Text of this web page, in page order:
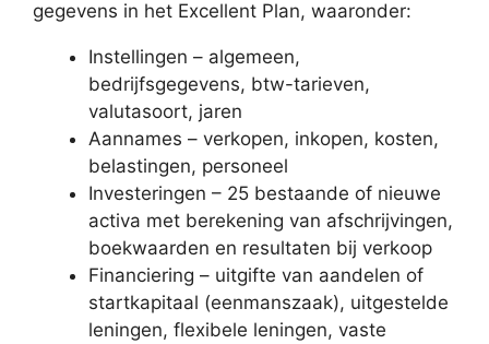
gegevens in het Excellent Plan, waaronder:
Instellingen – algemeen,
bedrijfsgegevens, btw-tarieven,
valutasoort, jaren
Aannames – verkopen, inkopen, kosten,
belastingen, personeel
Investeringen – 25 bestaande of nieuwe
activa met berekening van afschrijvingen,
boekwaarden en resultaten bij verkoop
Financiering – uitgifte van aandelen of
startkapitaal (eenmanszaak), uitgestelde
leningen, flexibele leningen, vaste